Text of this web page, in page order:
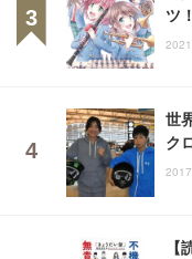
ツ
世
ク